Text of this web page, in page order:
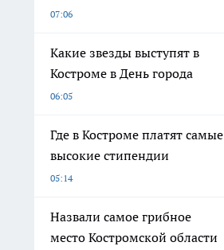
07:06
Какие звезды выступят в
Костроме в День города
06:05
Где в Костроме платят самые
высокие стипендии
05:14
Назвали самое грибное
место Костромской области